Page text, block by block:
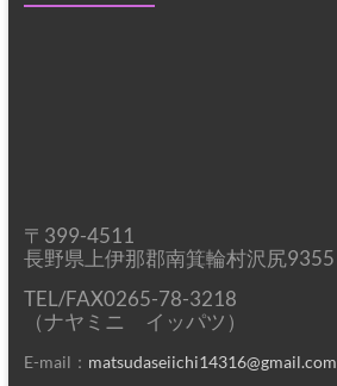
〒399-4511
長野県上伊那郡南箕輪村沢尻9355
TEL/FAX0265-78-3218
（ナヤミニ イッパツ）
E-mail： matsudaseiichi14316@gmail.com